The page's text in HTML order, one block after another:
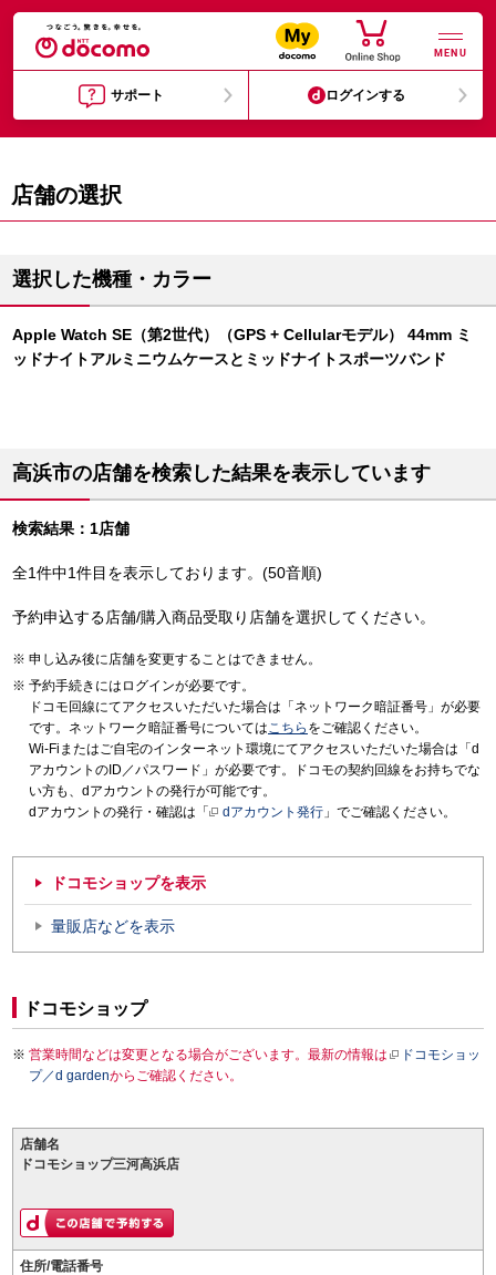
MENU
サポート ログインする
店舗の選択
選択した機種・カラー
Apple Watch SE（第2世代）（GPS + Cellularモデル） 44mm ミ
ッドナイトアルミニウムケースとミッドナイトスポーツバンド
高浜市の店舗を検索した結果を表示しています
検索結果：1店舗
全1件中1件目を表示しております。(50音順)
予約申込する店舗/購入商品受取り店舗を選択してください。
申し込み後に店舗を変更することはできません。
予約手続きにはログインが必要です。
ドコモ回線にてアクセスいただいた場合は「ネットワーク暗証番号」が必要
です。ネットワーク暗証番号についてはこちら をご確認ください。
Wi-Fiまたはご自宅のインターネット環境にてアクセスいただいた場合は「d
アカウントのID／パスワード」が必要です。ドコモの契約回線をお持ちでな
い方も、dアカウントの発行が可能です。
dアカウントの発行・確認は「
dアカウント発行 」でご確認ください。
ドコモショップを表示
量販店などを表示
ドコモショップ
営業時間などは変更となる場合がございます。最新の情報は
ドコモショッ
プ／d gardenからご確認ください。
店舗名
ドコモショップ三河高浜店
住所/電話番号